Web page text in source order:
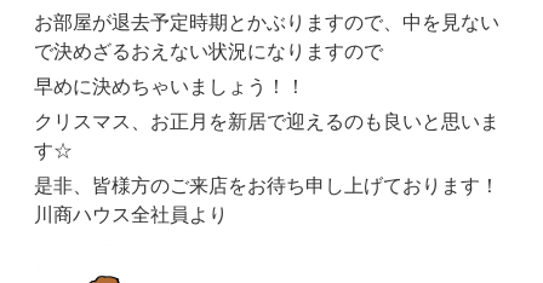
お部屋が退去予定時期とかぶりますので、中を見ない
で決めざるおえない状況になりますので
早めに決めちゃいましょう！！
クリスマス、お正月を新居で迎えるのも良いと思いま
す☆
是非、皆様方のご来店をお待ち申し上げております！
川商ハウス全社員より